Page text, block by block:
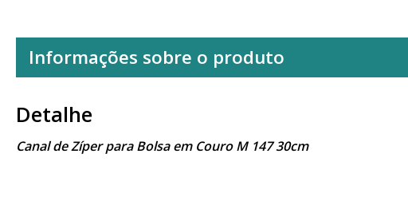
Informações sobre o produto
Detalhe
Canal de Zíper para Bolsa em Couro M 147 30cm